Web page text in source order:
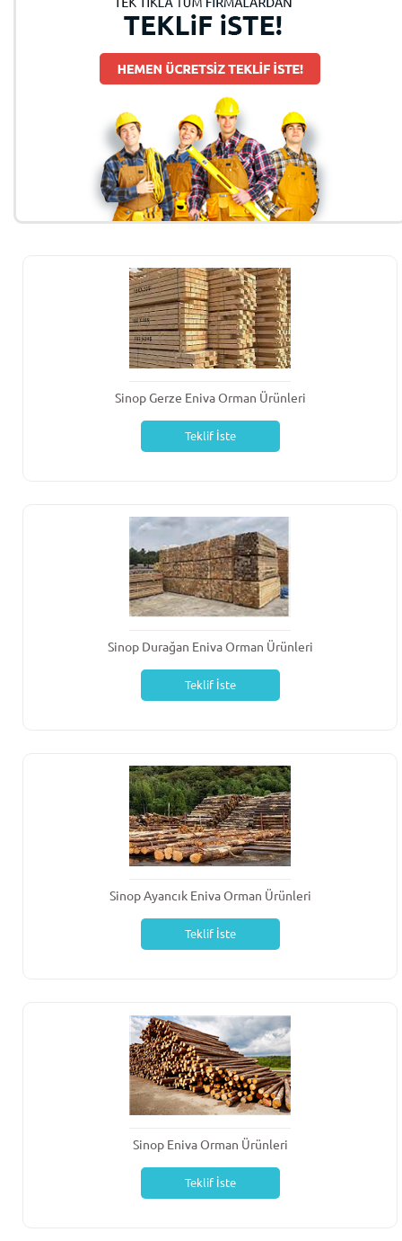
Sinop Gerze Eniva Orman Ürünleri
Teklif İste
Sinop Durağan Eniva Orman Ürünleri
Teklif İste
Sinop Ayancık Eniva Orman Ürünleri
Teklif İste
Sinop Eniva Orman Ürünleri
Teklif İste